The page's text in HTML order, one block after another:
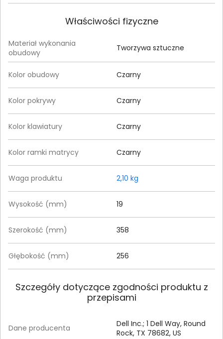
Właściwości fizyczne
Materiał wykonania
obudowy
Tworzywa sztuczne
Kolor obudowy Czarny
Kolor pokrywy Czarny
Kolor klawiatury Czarny
Kolor ramki matrycy Czarny
Waga produktu 2,10 kg
Wysokość (mm) 19
Szerokość (mm) 358
Głębokość (mm) 256
Szczegóły dotyczące zgodności produktu z
przepisami
Dane producenta
Dell Inc.; 1 Dell Way, Round
Rock, TX 78682, US